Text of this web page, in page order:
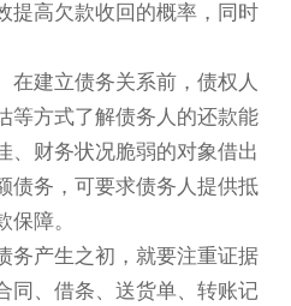
提高欠款收回的概率，同时
在建立债务关系前，债权人
等方式了解债务人的还款能
、财务状况脆弱的对象借出
债务，可要求债务人提供抵
障。
务产生之初，就要注重证据
同、借条、送货单、转账记